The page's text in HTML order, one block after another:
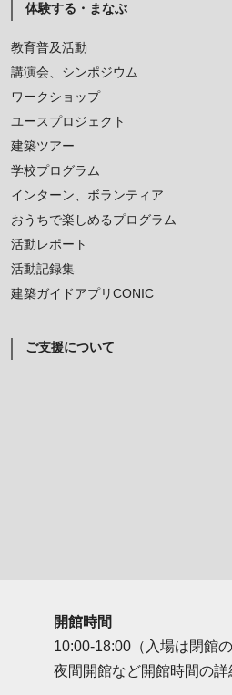
体験する・まなぶ
教育普及活動
講演会、シンポジウム
ワークショップ
ユースプロジェクト
建築ツアー
学校プログラム
インターン、ボランティア
おうちで楽しめるプログラム
活動レポート
活動記録集
建築ガイドアプリCONIC
ご支援について
開館時間
10:00-18:00（入場は閉館
夜間開館など開館時間の詳